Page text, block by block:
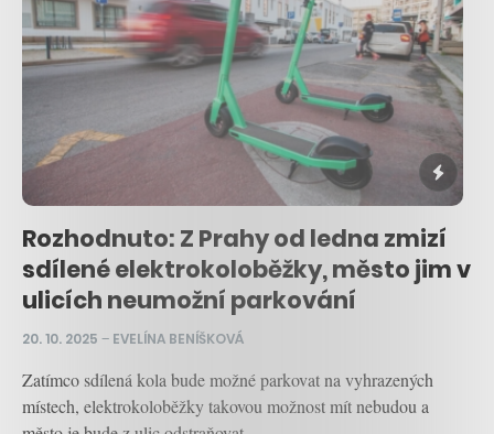
Rozhodnuto: Z Prahy od ledna zmizí
sdílené elektrokoloběžky, město jim v
ulicích neumožní parkování
20. 10. 2025 – EVELÍNA BENÍŠKOVÁ
Zatímco sdílená kola bude možné parkovat na vyhrazených
místech, elektrokoloběžky takovou možnost mít nebudou a